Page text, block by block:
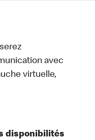
avec
virtuelle,
disponibilités